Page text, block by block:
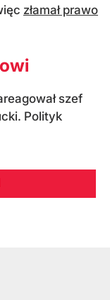
złamał prawo
szef
Polityk